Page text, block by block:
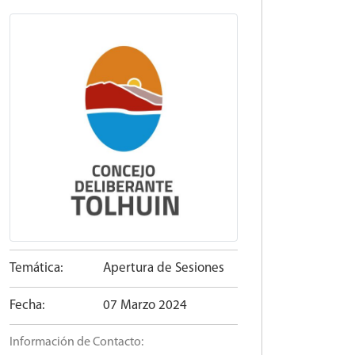
Temática: Apertura de Sesiones
Fecha: 07 Marzo 2024
Información de Contacto: